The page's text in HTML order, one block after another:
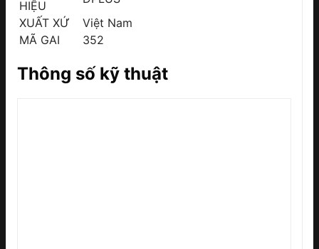
HIỆU
XUẤT XỨ
Việt Nam
MÃ GAI
352
Thông số kỹ thuật